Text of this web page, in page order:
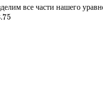
все части нашего